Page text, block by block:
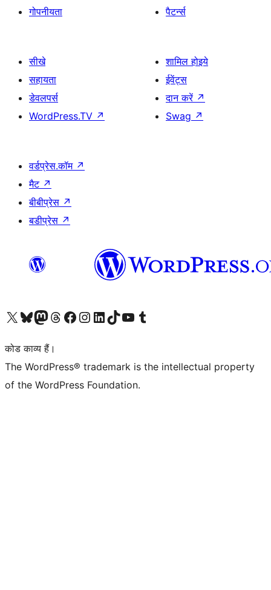
गोपनीयता
पैटर्न्स
सीखे
सहायता
डेवलपर्स
WordPress.TV ↗
शामिल होइये
ईवेंट्स
दान करें ↗
Swag ↗
वर्डप्रेस.कॉम ↗
मैट ↗
बीबीप्रेस ↗
बडीप्रेस ↗
Visit our X (formerly Twitter) account
हमारे बलुस्की खाते पर जाएँVisit our Mastodon account
हमारे थ्रेड्स अकाउंट पर जाएंहमारे फेसबुक पेज पर जाएँहमारे इंस्टाग्राम अकाउंट पर जाएंहमारे लिंक्डइन खाते पर जाएँहमारे टिकटॉक खाते पर जाएँहमारे यूट्यूब चैनल पर जाएंहमारे Tumblr खाते पर जाएँ
कोड काव्य हैं।
The WordPress® trademark is the intellectual property
of the WordPress Foundation.